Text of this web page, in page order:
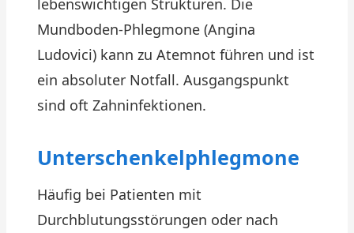
lebenswichtigen Strukturen. Die
Mundboden-Phlegmone (Angina
Ludovici) kann zu Atemnot führen und ist
ein absoluter Notfall. Ausgangspunkt
sind oft Zahninfektionen.
Unterschenkelphlegmone
Häufig bei Patienten mit
Durchblutungsstörungen oder nach